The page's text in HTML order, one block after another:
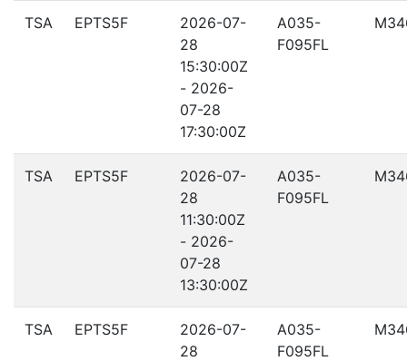
TSA EPTS5F
2026-07-
28
15:30:00Z
- 2026-
07-28
17:30:00Z
A035-
F095FL
TSA EPTS5F
2026-07-
28
11:30:00Z
- 2026-
07-28
13:30:00Z
A035-
F095FL
TSA EPTS5F
2026-07-
28
A035-
F095FL